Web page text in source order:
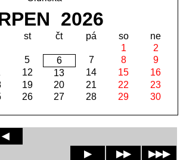
2026
st čt pá so
ne
1
2
5 6 7 8
9
12 13 14 15
16
19 20 21 22
23
26 27 28 29
30
◀
▶
▶▶ ▶▶▶